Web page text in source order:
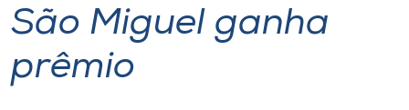
Atendimento ao Estudante
Portal de Ensino
São Miguel ganha
prêmio